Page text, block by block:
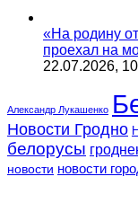
«На родину
проехал на
22.07.2026,
Александр Лукашенко
Новости Гродно
белорусы
новости новости